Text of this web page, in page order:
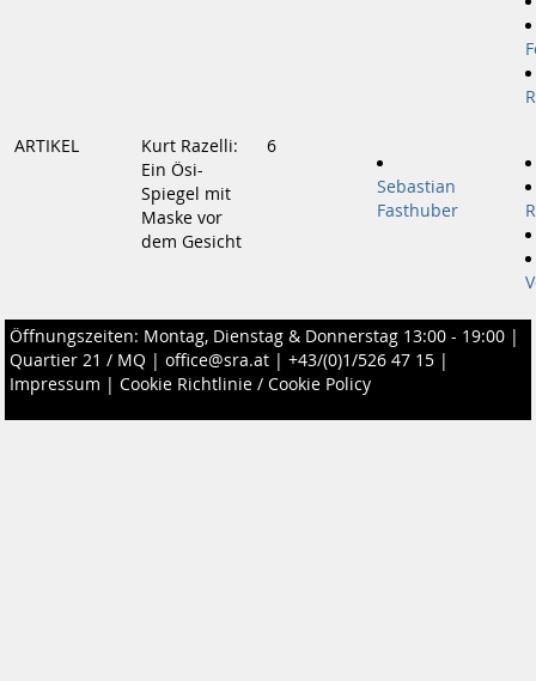
ARTIKEL
Kurt Razelli:
Ein Ösi-
Spiegel mit
Maske vor
dem Gesicht
6
Sebastian
Fasthuber
Öffnungszeiten: Montag, Dienstag & Donnerstag 13:00 - 19:00 |
Quartier 21 / MQ | office@sra.at | +43/(0)1/526 47 15 |
Impressum | Cookie Richtlinie / Cookie Policy